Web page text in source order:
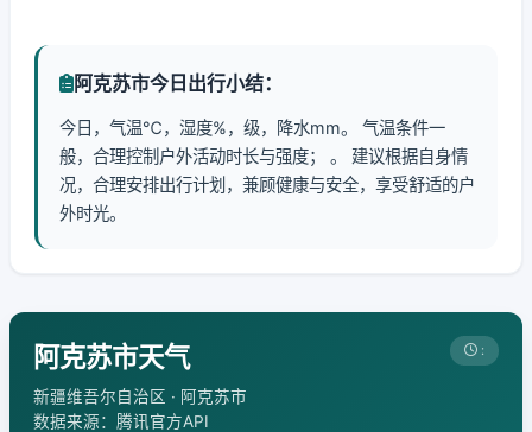
阿克苏市今日出行小结：
今日，气温℃，湿度%，级，降水mm。 气温条件一
般，合理控制户外活动时长与强度； 。 建议根据自身情
况，合理安排出行计划，兼顾健康与安全，享受舒适的户
外时光。
阿克苏市天气
新疆维吾尔自治区 · 阿克苏市
数据来源：腾讯官方API
: